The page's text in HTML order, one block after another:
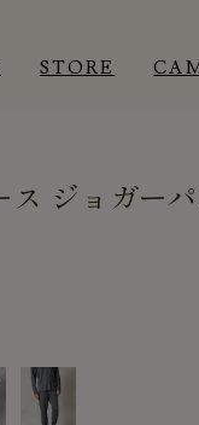
STORE
INNER
ス ジョガー